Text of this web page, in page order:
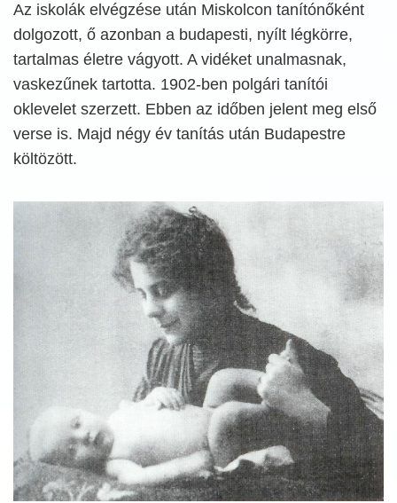
Az iskolák elvégzése után Miskolcon tanítónőként
dolgozott, ő azonban a budapesti, nyílt légkörre,
tartalmas életre vágyott. A vidéket unalmasnak,
vaskezűnek tartotta. 1902-ben polgári tanítói
oklevelet szerzett. Ebben az időben jelent meg első
verse is. Majd négy év tanítás után Budapestre
költözött.